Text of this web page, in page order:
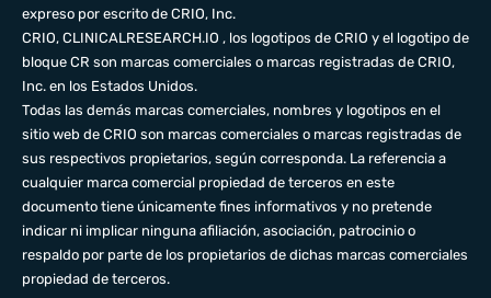
expreso por escrito de CRIO, Inc.
CRIO, CLINICALRESEARCH.IO , los logotipos de CRIO y el logotipo de
bloque CR son marcas comerciales o marcas registradas de CRIO,
Inc. en los Estados Unidos.
Todas las demás marcas comerciales, nombres y logotipos en el
sitio web de CRIO son marcas comerciales o marcas registradas de
sus respectivos propietarios, según corresponda. La referencia a
cualquier marca comercial propiedad de terceros en este
documento tiene únicamente fines informativos y no pretende
indicar ni implicar ninguna afiliación, asociación, patrocinio o
respaldo por parte de los propietarios de dichas marcas comerciales
propiedad de terceros.